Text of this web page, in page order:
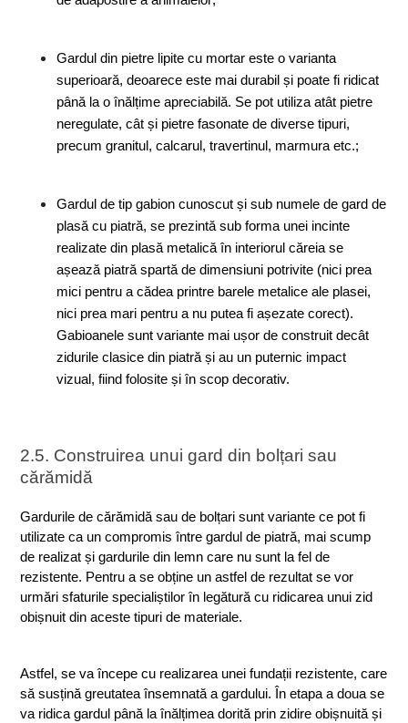
Gardul din pietre lipite cu mortar este o varianta
superioară, deoarece este mai durabil și poate fi ridicat
până la o înălțime apreciabilă. Se pot utiliza atât pietre
neregulate, cât și pietre fasonate de diverse tipuri,
precum granitul, calcarul, travertinul, marmura etc.;
Gardul de tip gabion cunoscut și sub numele de gard de
plasă cu piatră, se prezintă sub forma unei incinte
realizate din plasă metalică în interiorul căreia se
așează piatră spartă de dimensiuni potrivite (nici prea
mici pentru a cădea printre barele metalice ale plasei,
nici prea mari pentru a nu putea fi așezate corect).
Gabioanele sunt variante mai ușor de construit decât
zidurile clasice din piatră și au un puternic impact
vizual, fiind folosite și în scop decorativ.
2.5. Construirea unui gard din bolțari sau
cărămidă
Gardurile de cărămidă sau de bolțari sunt variante ce pot fi
utilizate ca un compromis între gardul de piatră, mai scump
de realizat și gardurile din lemn care nu sunt la fel de
rezistente. Pentru a se obține un astfel de rezultat se vor
urmări sfaturile specialiștilor în legătură cu ridicarea unui zid
obișnuit din aceste tipuri de materiale.
Astfel, se va începe cu realizarea unei fundații rezistente, care
să susțină greutatea însemnată a gardului. În etapa a doua se
va ridica gardul până la înălțimea dorită prin zidire obișnuită și